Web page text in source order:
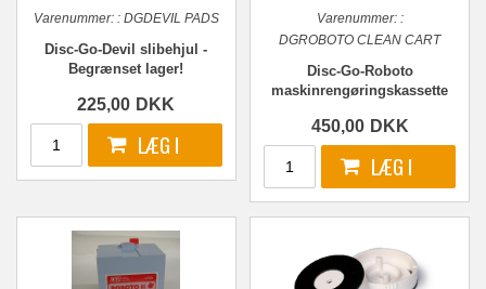
Varenummer:: DGDEVIL PADS
Disc-Go-Devil slibehjul -
Begrænset lager!
225,00 DKK
Varenummer::
DGROBOTO CLEAN CART
Disc-Go-Roboto
maskinrengøringskassette
450,00 DKK